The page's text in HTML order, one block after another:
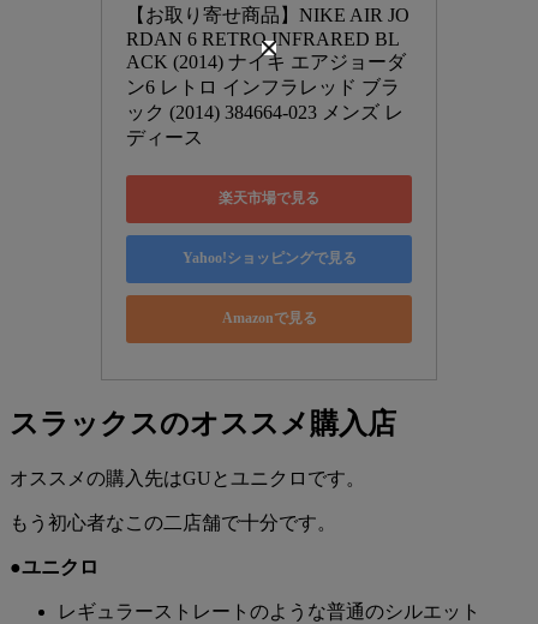
【お取り寄せ商品】NIKE AIR JO
RDAN 6 RETRO INFRARED BL
ACK (2014) ナイキ エアジョーダ
ン6 レトロ インフラレッド ブラ
ック (2014) 384664-023 メンズ レ
ディース
楽天市場で見る
Yahoo!ショッピングで見る
Amazonで見る
スラックスのオススメ購入店
オススメの購入先はGUとユニクロです。
もう初心者なこの二店舗で十分です。
●ユニクロ
レギュラーストレートのような普通のシルエット